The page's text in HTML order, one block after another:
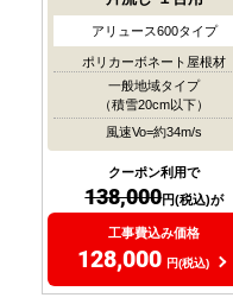
アリュース600タイプ
ポリカーボネート屋根材
一般地域タイプ
（積雪20cm以下）
風速Vo=約34m/s
クーポン利用で
138,000円(税込)が
工事費込み価格
128,000 円(税込)